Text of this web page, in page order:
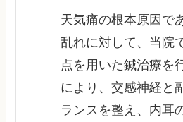
天気痛の根本原因で
乱れに対して、当院
点を用いた鍼治療を
により、交感神経と
ランスを整え、内耳